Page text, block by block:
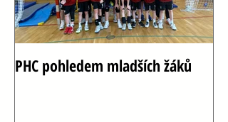
PHC pohledem mladších žáků